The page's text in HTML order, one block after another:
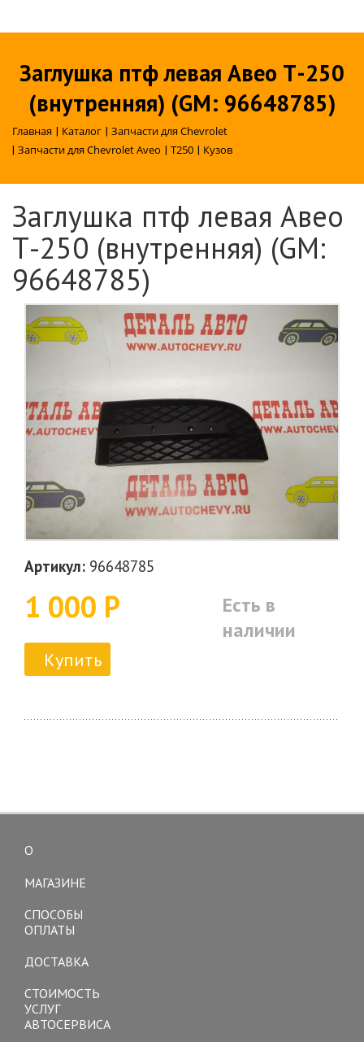
Заглушка птф левая Авео Т-250
(внутренняя) (GM: 96648785)
Главная | Каталог | Запчасти для Chevrolet
| Запчасти для Chevrolet Aveo | T250 | Кузов
Заглушка птф левая Авео
Т-250 (внутренняя) (GM:
96648785)
Артикул: 96648785
1 000 Р
Есть в
наличии
Купить
О
МАГАЗИНЕ
СПОСОБЫ
ОПЛАТЫ
ДОСТАВКА
СТОИМОСТЬ
УСЛУГ
АВТОСЕРВИСА